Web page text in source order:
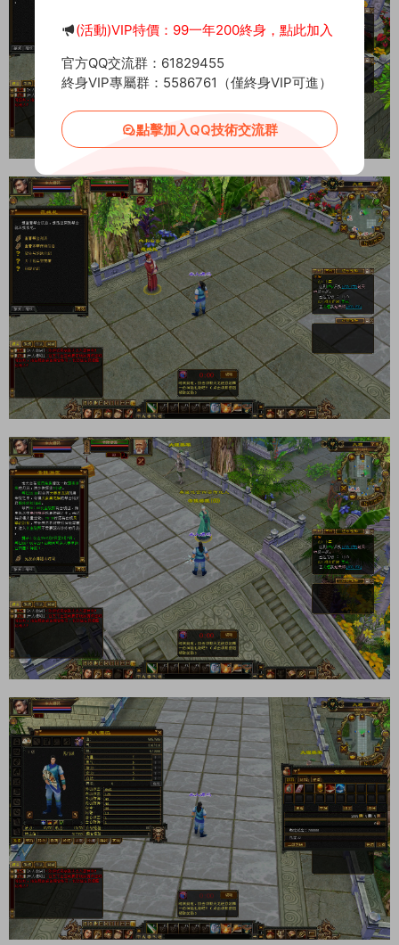
(活動)VIP特價：99一年200終身，點此加入
官方QQ交流群：61829455
終身VIP專屬群：5586761（僅終身VIP可進）
點擊加入QQ技術交流群